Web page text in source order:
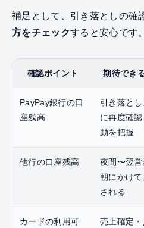
補足として、引き落としの確
方をチェックすると安心です。
確認ポイント 期待でき
PayPay銀行の口
座残高
引き落とし
に再度確
動を把握
他行の口座残高
夜間〜翌営
朝にかけ
される
カードの利用可
売上確定・